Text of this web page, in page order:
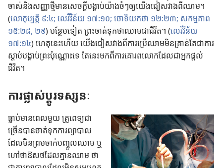
ចាស់​និង​សញ្ញា​ថ្មី​មាន​សេចក្ដី​បង្គាប់​យ៉ាង​ចំៗឲ្យ​យើង​ជៀស​វាង​ពី​ឈាម។
(លោកុប្បត្តិ ៩:៤; លេវីវិន័យ ១៧:១០; ចោទិយកថា ១២:២៣; សកម្មភាព
១៥:២៨, ២៩) បន្ថែម​ទៀត ព្រះ​ចាត់​ទុក​ថា​ឈាម​ជា​ជីវិត។ (លេវីវិន័យ
១៧:១៤) ហេតុ​នេះ​ហើយ យើង​ជៀស​វាង​ពី​ការ​ប្រើ​ឈាម​មិន​គ្រាន់​តែ​ជា​ការ​
ស្ដាប់​បង្គាប់​ព្រះ​ប៉ុណ្ណោះ​ទេ តែ​នេះ​មក​ពី​ការ​គោរព​លោក​ដែល​ជា​អ្នក​ផ្ដល់​
ជីវិត។
ការ​ផ្លាស់​ប្ដូរ​ទស្សនៈ
ធ្លាប់​មាន​ពេល​មួយ គ្រូ​ពេទ្យ​ជា​
ច្រើន​បាន​ចាត់​ទុក​ការ​ព្យាបាល​
ដែល​មិន​ព្រម​ចាក់​បញ្ចូល​ឈាម ឬ​
ហៅ​ថា​ឱសថ​ដែល​គ្មាន​ឈាម ថា​